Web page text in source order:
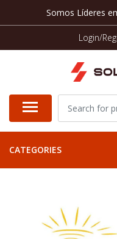
Somos Líderes
Login/
CATEGORIES